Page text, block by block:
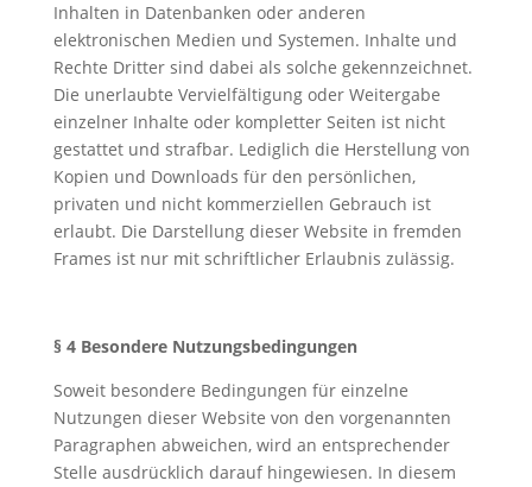
Inhalten in Datenbanken oder anderen
elektronischen Medien und Systemen. Inhalte und
Rechte Dritter sind dabei als solche gekennzeichnet.
Die unerlaubte Vervielfältigung oder Weitergabe
einzelner Inhalte oder kompletter Seiten ist nicht
gestattet und strafbar. Lediglich die Herstellung von
Kopien und Downloads für den persönlichen,
privaten und nicht kommerziellen Gebrauch ist
erlaubt. Die Darstellung dieser Website in fremden
Frames ist nur mit schriftlicher Erlaubnis zulässig.
§ 4 Besondere Nutzungsbedingungen
Soweit besondere Bedingungen für einzelne
Nutzungen dieser Website von den vorgenannten
Paragraphen abweichen, wird an entsprechender
Stelle ausdrücklich darauf hingewiesen. In diesem